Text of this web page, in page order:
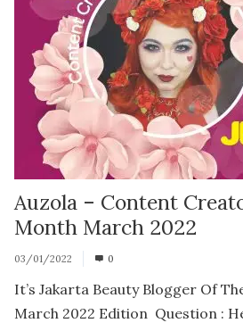
Auzola – Content
Month March 2022
03/01/2022 0
It’s Jakarta Beauty Blogger Of
March 2022 Edition Question :